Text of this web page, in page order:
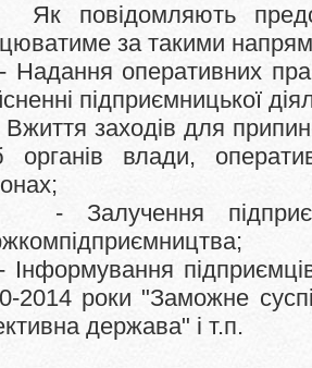
Як повідомляють
за такими
- Надання оперативних
підприємницької
Вжиття заходів для
органів
влади,
- Залучення
- Інформування
2014 роки "Заможне
держава" і т.п.